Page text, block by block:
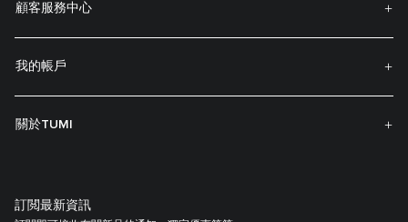
顧客服務中心
我的帳戶
關於TUMI
訂閲最新資訊